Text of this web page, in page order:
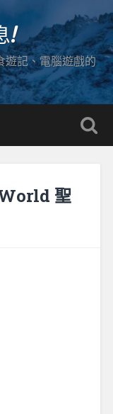
!
遊記、電腦遊戲的
聖